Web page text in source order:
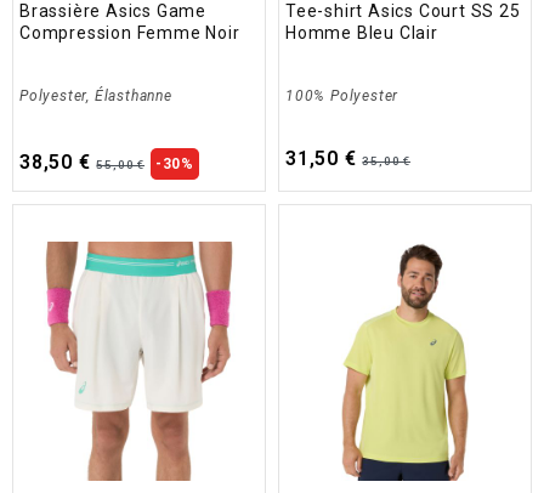
Brassière Asics Game
Compression Femme Noir
Polyester, Élasthanne
38,50 € 55,00 € -30%
Tee-shirt Asics Court SS 25
Homme Bleu Clair
100% Polyester
31,50 € 35,00 €